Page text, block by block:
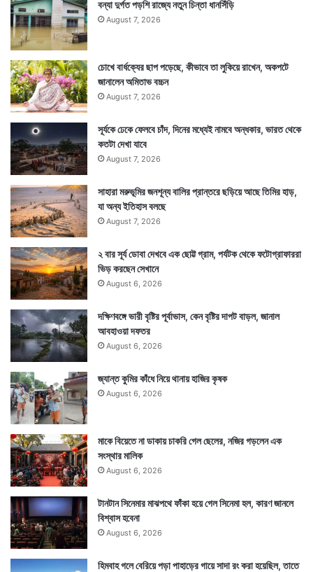
বন্যা দুর্গত পড়শি রাজ্যে নতুন চিন্তা ধানসিঁড়ি
August 7, 2026
চোখে বার্ধক্যের ছাপ পড়েছে, কীভাবে তা লুকিয়ে রাখেন, অকপটে
জানালেন অমিতাভ বচ্চন
August 7, 2026
সূর্যকে ঢেকে ফেলবে চাঁদ, দিনের মধ্যেই নামবে অন্ধকার, ভারত থেকে
কতটা দেখা যাবে
August 7, 2026
সাহারা মরুভূমির জনশূন্য বালির প্রান্তরে ছড়িয়ে আছে তিমির হাড়,
যা অন্য ইতিহাস বলছে
August 7, 2026
২ বার সূর্য ডোবা দেখবে এক ছোট্ট গ্রাম, পর্যটক থেকে ফটোগ্রাফাররা
ভিড় করছেন সেখানে
August 6, 2026
দক্ষিণবঙ্গে ভারী বৃষ্টির পূর্বাভাস, কেন বৃষ্টির দাপট বাড়ল, জানাল
আবহাওয়া দফতর
August 6, 2026
জ্যান্ত কুমির কাঁধে নিয়ে থানায় হাজির কৃষক
August 6, 2026
মাকে বিয়েতে না ডাকায় চাকরি গেল ছেলের, নজির গড়লেন এক
সংস্থার মালিক
August 6, 2026
টানটান সিনেমার মাঝপথে ফাঁকা হয়ে গেল সিনেমা হল, কারণ জানলে
বিশ্বাস হবেনা
August 6, 2026
হিমবাহ গলে বেরিয়ে পড়া পাহাড়ের গায়ে সাদা রং করা হয়েছিল, তাতে